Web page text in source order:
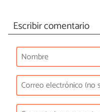
Escribir comentario